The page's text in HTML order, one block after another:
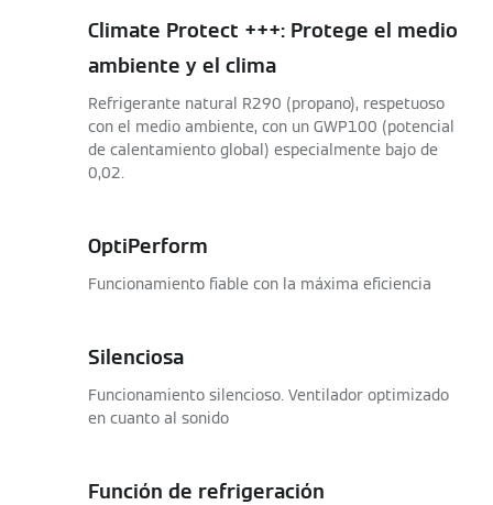
Climate Protect +++: Protege el medio
ambiente y el clima
Refrigerante natural R290 (propano), respetuoso
con el medio ambiente, con un GWP100 (potencial
de calentamiento global) especialmente bajo de
0,02.
OptiPerform
Funcionamiento fiable con la máxima eficiencia
Silenciosa
Funcionamiento silencioso. Ventilador optimizado
en cuanto al sonido
Función de refrigeración